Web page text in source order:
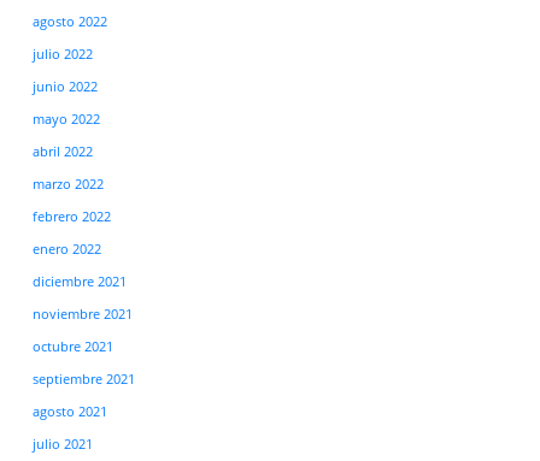
agosto 2022
julio 2022
junio 2022
mayo 2022
abril 2022
marzo 2022
febrero 2022
enero 2022
diciembre 2021
noviembre 2021
octubre 2021
septiembre 2021
agosto 2021
julio 2021